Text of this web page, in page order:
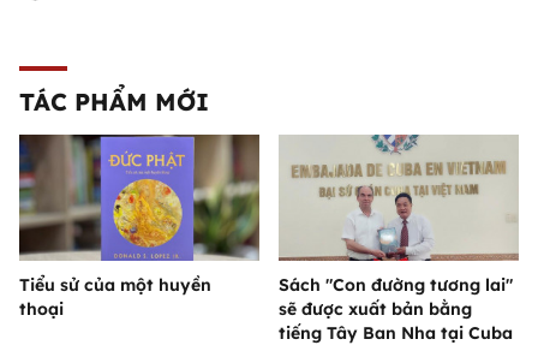
TÁC PHẨM MỚI
Tiểu sử của một huyền
thoại
Sách "Con đường tương lai"
sẽ được xuất bản bằng
tiếng Tây Ban Nha tại Cuba